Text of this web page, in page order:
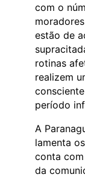
com o
estão de
rotinas
realizem
período
A
lamenta
conta
da